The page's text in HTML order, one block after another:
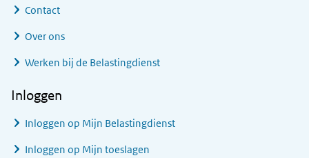
Contact
Over ons
Werken bij de Belastingdienst
Inloggen
Inloggen op Mijn Belastingdienst
Inloggen op Mijn toeslagen